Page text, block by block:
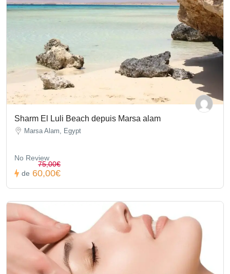
Sharm El Luli Beach depuis Marsa alam
Marsa Alam, Egypt
No Review
de
75,00€
60,00€